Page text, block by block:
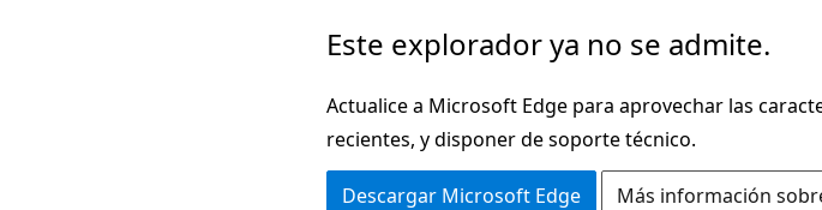
Este explorador ya no se admite.
Actualice a Microsoft Edge para aprovechar las
recientes, y disponer de soporte técnico.
Descargar Microsoft Edge Más información